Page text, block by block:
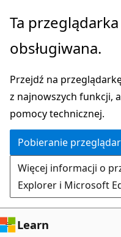
Przejdź
głównej
Ta
obsługiwana.
Przejdź na
z najnowszych funkcji,
pomocy technicznej.
Pobieranie
Więcej informacji o
Explorer i Microsoft
Learn